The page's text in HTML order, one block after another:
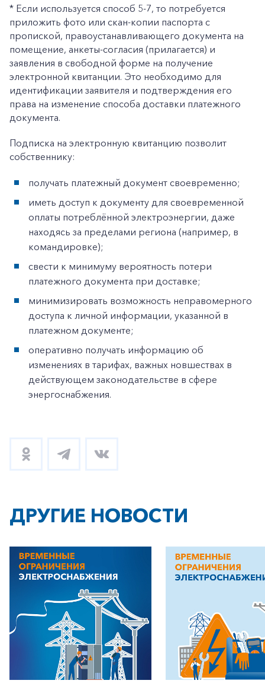
* Если используется способ 5-7, то потребуется
приложить фото или скан-копии паспорта с
пропиской, правоустанавливающего документа на
помещение, анкеты-согласия (прилагается) и
заявления в свободной форме на получение
электронной квитанции. Это необходимо для
идентификации заявителя и подтверждения его
права на изменение способа доставки платежного
документа.
Подписка на электронную квитанцию позволит
собственнику:
получать платежный документ своевременно;
иметь доступ к документу для своевременной
оплаты потреблённой электроэнергии, даже
находясь за пределами региона (например, в
командировке);
свести к минимуму вероятность потери
платежного документа при доставке;
минимизировать возможность неправомерного
доступа к личной информации, указанной в
платежном документе;
оперативно получать информацию об
изменениях в тарифах, важных новшествах в
действующем законодательстве в сфере
энергоснабжения.
ДРУГИЕ НОВОСТИ